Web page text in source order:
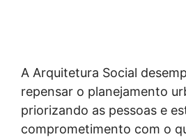
A Arquitetura Social
repensar o planejamento
priorizando as pessoas e
comprometimento com o